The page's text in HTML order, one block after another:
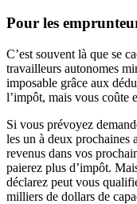
Pour les
C’est souvent là que se
travailleurs autonomes
imposable grâce aux
l’impôt, mais vous coûte
Si vous prévoyez
les un à deux prochaines
revenus dans vos
paierez plus d’impôt.
déclarez peut vous
milliers de dollars de